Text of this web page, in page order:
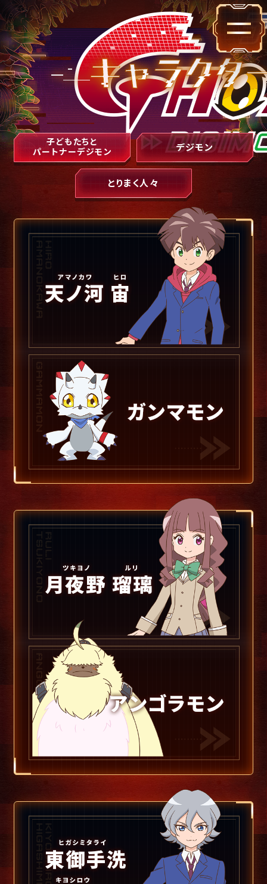
子どもたちと
パートナーデジモン デジモン
とりまく人々